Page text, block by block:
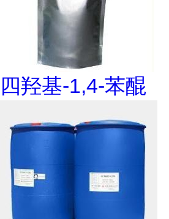
四羟基-1,4-苯醌